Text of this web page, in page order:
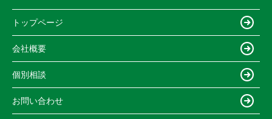
トップページ
会社概要
個別相談
お問い合わせ